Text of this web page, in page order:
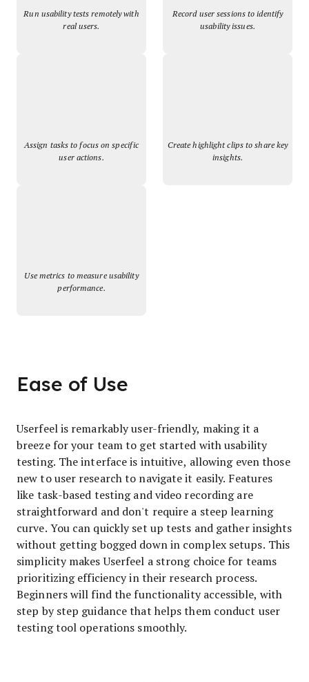
Run usability tests remotely with
real users.
Record user sessions to identify
usability issues.
Assign tasks to focus on specific
user actions.
Create highlight clips to share key
insights.
Use metrics to measure usability
performance.
Ease of Use
Userfeel is remarkably user-friendly, making it a
breeze for your team to get started with usability
testing. The interface is intuitive, allowing even those
new to user research to navigate it easily. Features
like task-based testing and video recording are
straightforward and don't require a steep learning
curve. You can quickly set up tests and gather insights
without getting bogged down in complex setups. This
simplicity makes Userfeel a strong choice for teams
prioritizing efficiency in their research process.
Beginners will find the functionality accessible, with
step by step guidance that helps them conduct user
testing tool operations smoothly.